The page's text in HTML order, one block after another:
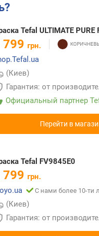
Tefal ULTIMATE PURE
799 грн.
(Киев)
Гарантия: от
Официальный партнер
Перейти в
Tefal FV9845E0
799 грн.
С нами более 10-ти
(Киев)
Гарантия: от